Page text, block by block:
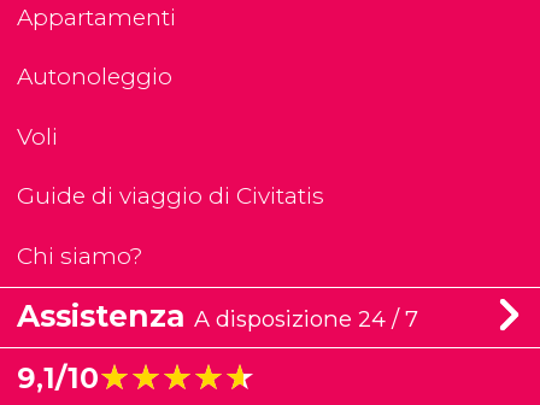
Appartamenti
Autonoleggio
Voli
Guide di viaggio di Civitatis
Chi siamo?
Assistenza A disposizione 24 / 7
9,1/10★★★★★
★★★★★